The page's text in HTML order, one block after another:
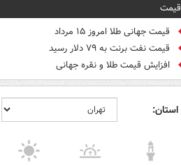
قیمت
قیمت جهانی طلا امروز ۱۵ مرداد
قیمت نفت برنت به ۷۹ دلار رسید
افزایش قیمت طلا و نقره جهانی
استان: